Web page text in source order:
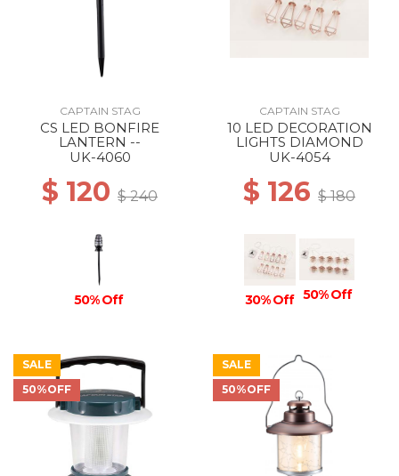
CAPTAIN STAG
CS LED BONFIRE
LANTERN --
UK-4060
$ 120 $ 240
50% Off
CAPTAIN STAG
10 LED DECORATION
LIGHTS DIAMOND
UK-4054
$ 126 $ 180
30% Off 50% Off
SALE
50%OFF
SALE
50%OFF